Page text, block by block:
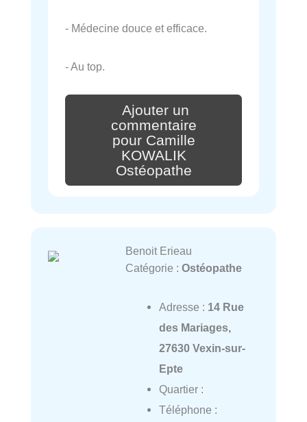
- Médecine douce et efficace.
- Au top.
Ajouter un
commentaire
pour Camille
KOWALIK
Ostéopathe
Benoit Erieau
Catégorie : Ostéopathe
Adresse : 14 Rue
des Mariages,
27630 Vexin-sur-
Epte
Quartier :
Téléphone :